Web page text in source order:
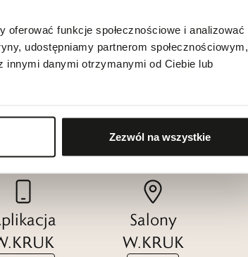
funkcje społecznościowe i analizować
udostępniamy partnerom społecznościowym,
innymi danymi otrzymanymi od Ciebie lub
Zezwól na wszystkie
Salony
W.KRUK